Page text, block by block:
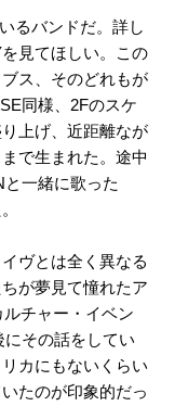
るバンドだ。詳し
見てほしい。この
ス、そのどれもが
同様、2Fのスケ
上げ、近距離なが
で生まれた。途中
一緒に歌った
ヴとは全く異なる
が夢見て憧れたア
チャー・イベン
にその話をしてい
カにもないくらい
たのが印象的だっ